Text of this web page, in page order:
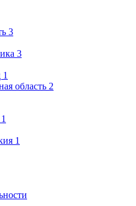
3
3
1
область 2
1
1